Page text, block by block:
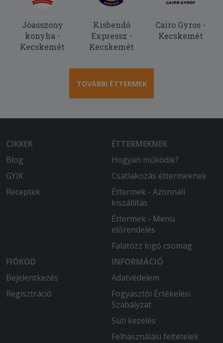
Jóasszony
konyha -
Kecskemét
Kisbendő
Expressz -
Kecskemét
Cairo Gyros -
Kecskemét
TOVÁBBI ÉTTERMEK
CIKKEK
Blog
GYIK
Receptek
ÉTTERMEKNEK
Hogyan működik?
Csatlakozás éttermeknek
Éttermek - Azonnali
kiszállítás
Éttermek - Menü
előrendelés
Falatozz logó csomag
FIÓKOD
Bejelentkezés
Regisztráció
INFORMÁCIÓ
Adatvédelem
Fogyasztói Értékelési
Szabályzat
Süti kezelés
Felhasználási feltételek